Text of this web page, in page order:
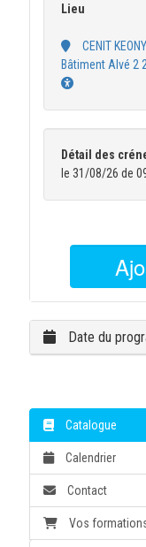
Lieu
Détail des
le 31/08/26 de
Date du
Catalogue
Calendrier
Contact
Vos